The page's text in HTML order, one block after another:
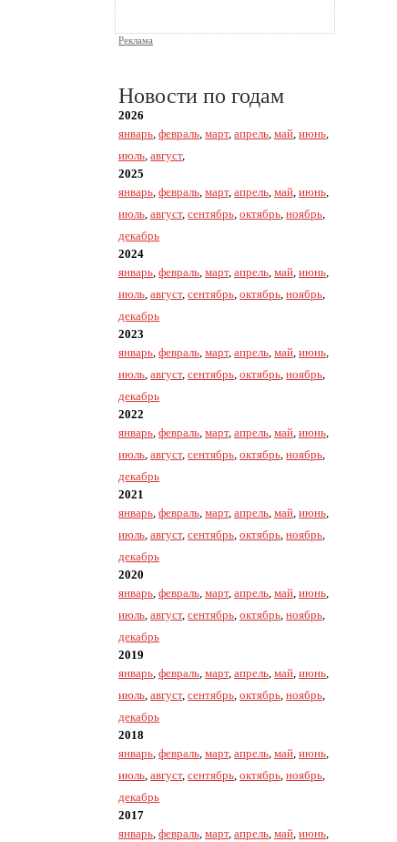
Реклама
Новости по годам
2026
январь,февраль,март,апрель,май,июнь,
июль,август,
2025
январь,февраль,март,апрель,май,июнь,
июль,август,сентябрь,октябрь,ноябрь,
декабрь
2024
январь,февраль,март,апрель,май,июнь,
июль,август,сентябрь,октябрь,ноябрь,
декабрь
2023
январь,февраль,март,апрель,май,июнь,
июль,август,сентябрь,октябрь,ноябрь,
декабрь
2022
январь,февраль,март,апрель,май,июнь,
июль,август,сентябрь,октябрь,ноябрь,
декабрь
2021
январь,февраль,март,апрель,май,июнь,
июль,август,сентябрь,октябрь,ноябрь,
декабрь
2020
январь,февраль,март,апрель,май,июнь,
июль,август,сентябрь,октябрь,ноябрь,
декабрь
2019
январь,февраль,март,апрель,май,июнь,
июль,август,сентябрь,октябрь,ноябрь,
декабрь
2018
январь,февраль,март,апрель,май,июнь,
июль,август,сентябрь,октябрь,ноябрь,
декабрь
2017
январь,февраль,март,апрель,май,июнь,